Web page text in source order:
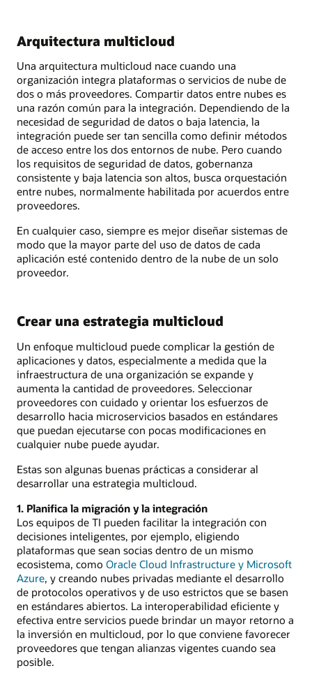
Arquitectura multicloud
Una arquitectura multicloud nace cuando una
organización integra plataformas o servicios de nube de
dos o más proveedores. Compartir datos entre nubes es
una razón común para la integración. Dependiendo de la
necesidad de seguridad de datos o baja latencia, la
integración puede ser tan sencilla como definir métodos
de acceso entre los dos entornos de nube. Pero cuando
los requisitos de seguridad de datos, gobernanza
consistente y baja latencia son altos, busca orquestación
entre nubes, normalmente habilitada por acuerdos entre
proveedores.
En cualquier caso, siempre es mejor diseñar sistemas de
modo que la mayor parte del uso de datos de cada
aplicación esté contenido dentro de la nube de un solo
proveedor.
Crear una estrategia multicloud
Un enfoque multicloud puede complicar la gestión de
aplicaciones y datos, especialmente a medida que la
infraestructura de una organización se expande y
aumenta la cantidad de proveedores. Seleccionar
proveedores con cuidado y orientar los esfuerzos de
desarrollo hacia microservicios basados en estándares
que puedan ejecutarse con pocas modificaciones en
cualquier nube puede ayudar.
Estas son algunas buenas prácticas a considerar al
desarrollar una estrategia multicloud.
1. Planifica la migración y la integración
Los equipos de TI pueden facilitar la integración con
decisiones inteligentes, por ejemplo, eligiendo
plataformas que sean socias dentro de un mismo
ecosistema, como Oracle Cloud Infrastructure y Microsoft
Azure, y creando nubes privadas mediante el desarrollo
de protocolos operativos y de uso estrictos que se basen
en estándares abiertos. La interoperabilidad eficiente y
efectiva entre servicios puede brindar un mayor retorno a
la inversión en multicloud, por lo que conviene favorecer
proveedores que tengan alianzas vigentes cuando sea
posible.